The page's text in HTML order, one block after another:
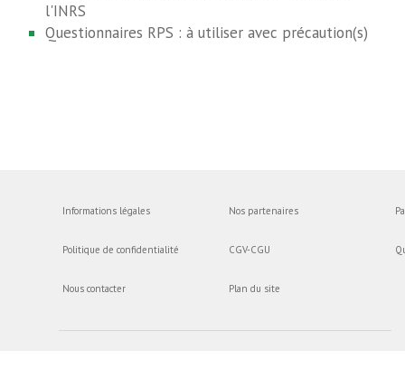
l'INRS
Questionnaires RPS : à utiliser avec précaution(s)
Informations légales
Politique de confidentialité
Nous contacter
Nos partenaires
CGV-CGU
Plan du site